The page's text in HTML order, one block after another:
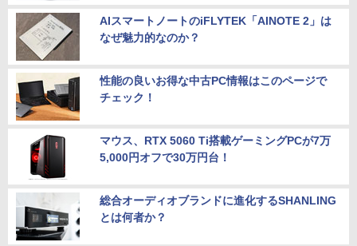
AIスマートノートのiFLYTEK「AINOTE 2」は
なぜ魅力的なのか？
性能の良いお得な中古PC情報はこのページで
チェック！
マウス、RTX 5060 Ti搭載ゲーミングPCが7万
5,000円オフで30万円台！
総合オーディオブランドに進化するSHANLING
とは何者か？